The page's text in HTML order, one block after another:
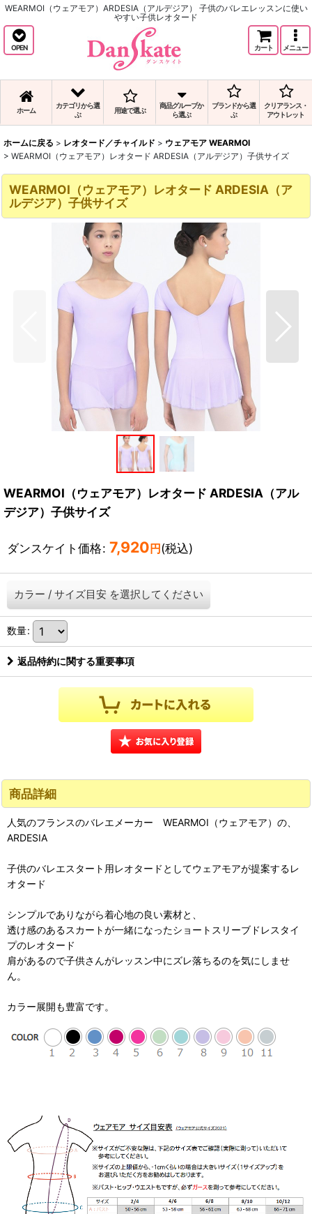
WEARMOI（ウェアモア）ARDESIA（アルデジア） 子供のバレエレッスンに使い
やすい子供レオタード
OPEN カート メニュー
ホーム
カテゴリから選
ぶ
用途で選ぶ
商品グループか
ら選ぶ
ブランドから選
ぶ
クリアランス・
アウトレット
ホームに戻る > レオタード／チャイルド > ウェアモア WEARMOI
> WEARMOI（ウェアモア）レオタード ARDESIA（アルデジア）子供サイズ
WEARMOI（ウェアモア）レオタード ARDESIA（ア
ルデジア）子供サイズ
WEARMOI（ウェアモア）レオタード ARDESIA（アル
デジア）子供サイズ
ダンスケイト価格: 7,920 円 (税込)
カラー / サイズ目安 を選択してください
数量:
返品特約に関する重要事項
商品詳細
人気のフランスのバレエメーカー WEARMOI（ウェアモア）の、
ARDESIA
子供のバレエスタート用レオタードとしてウェアモアが提案するレ
オタード
シンプルでありながら着心地の良い素材と、
透け感のあるスカートが一緒になったショートスリーブドレスタイ
プのレオタード
肩があるので子供さんがレッスン中にズレ落ちるのを気にしませ
ん。
カラー展開も豊富です。